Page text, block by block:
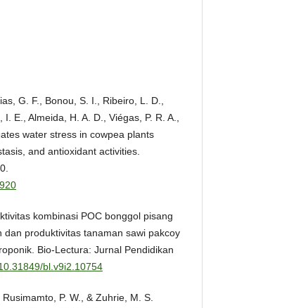
G. F., Bonou, S. I., Ribeiro, L. D.,
E., Almeida, H. A. D., Viégas, P. R. A.,
water stress in cowpea plants
and antioxidant activities.
kombinasi POC bonggol pisang
produktivitas tanaman sawi pakcoy
Bio-Lectura: Jurnal Pendidikan
bl.v9i2.10754
P. W., & Zuhrie, M. S.